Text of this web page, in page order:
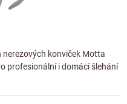
konviček Motta
profesionální i domácí šlehání